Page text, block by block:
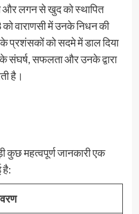
और लगन से खुद को स्थापित
वाराणसी में उनके निधन की
प्रशंसकों को सदमे में डाल दिया
संघर्ष, सफलता और उनके द्वारा
है।
कुछ महत्वपूर्ण जानकारी एक
है: